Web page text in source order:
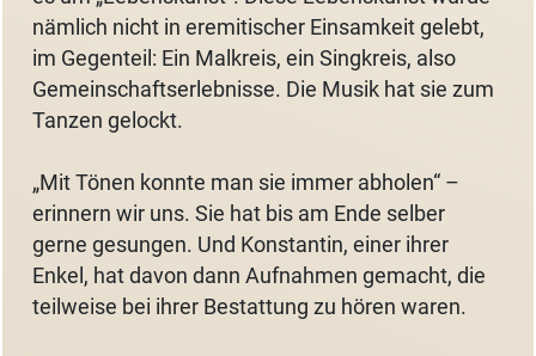
nämlich nicht in eremitischer Einsamkeit gelebt,
im Gegenteil: Ein Malkreis, ein Singkreis, also
Gemeinschaftserlebnisse. Die Musik hat sie zum
Tanzen gelockt.
„Mit Tönen konnte man sie immer abholen“ –
erinnern wir uns. Sie hat bis am Ende selber
gerne gesungen. Und Konstantin, einer ihrer
Enkel, hat davon dann Aufnahmen gemacht, die
teilweise bei ihrer Bestattung zu hören waren.